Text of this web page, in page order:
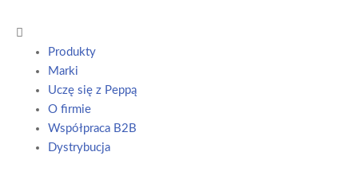
Produkty
Marki
Uczę się z Peppą
O firmie
Współpraca B2B
Dystrybucja